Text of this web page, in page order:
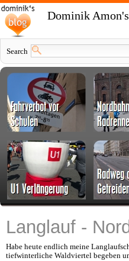
Dominik
Search
Langlauf -
Habe heute endlich meine
tiefwinterliche Waldviertel begeben